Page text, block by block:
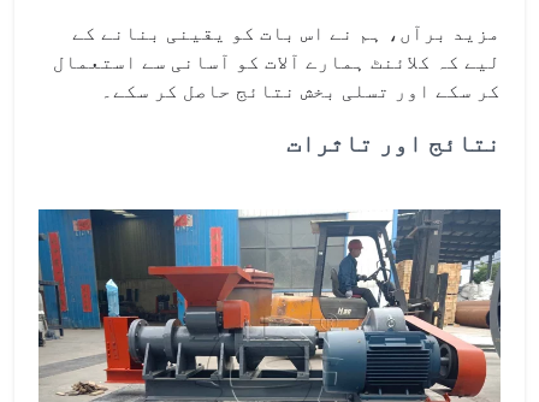
مزید برآں، ہم نے اس بات کو یقینی بنانے کے
لیے کہ کلائنٹ ہمارے آلات کو آسانی سے استعمال
کر سکے اور تسلی بخش نتائج حاصل کر سکے۔
نتائج اور تاثرات